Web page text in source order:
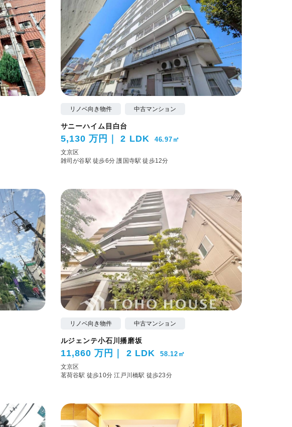
リノベ向き物件 中古マンション
サニーハイム目白台
5,130 万円 2 LDK 46.97㎡
文京区
雑司が谷駅 徒歩6分護国寺駅 徒歩12分
リノベ向き物件 中古マンション
ルジェンテ小石川播磨坂
11,860 万円 2 LDK 58.12㎡
文京区
茗荷谷駅 徒歩10分江戸川橋駅 徒歩23分